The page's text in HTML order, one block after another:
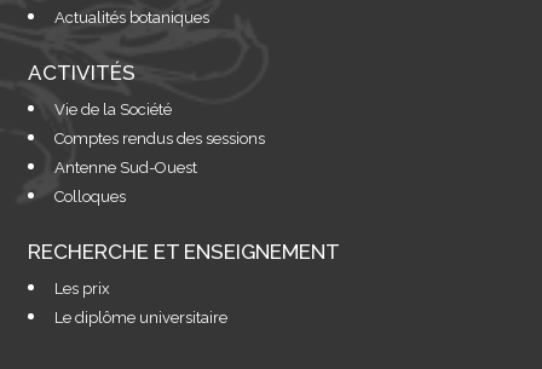
Actualités botaniques
ACTIVITÉS
Vie de la Société
Comptes rendus des sessions
Antenne Sud-Ouest
Colloques
RECHERCHE ET ENSEIGNEMENT
Les prix
Le diplôme universitaire